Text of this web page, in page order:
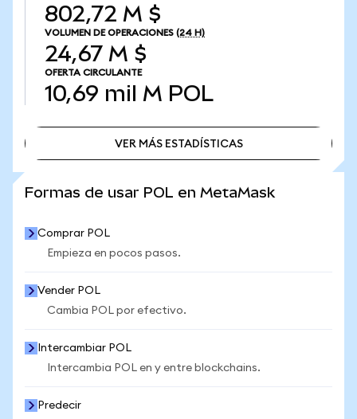
802,72 M $
VOLUMEN DE OPERACIONES (24 H)
24,67 M $
OFERTA CIRCULANTE
10,69 mil M POL
VER MÁS ESTADÍSTICAS
Formas de usar POL en MetaMask
Comprar POL
Empieza en pocos pasos.
Vender POL
Cambia POL por efectivo.
Intercambiar POL
Intercambia POL en y entre blockchains.
Predecir